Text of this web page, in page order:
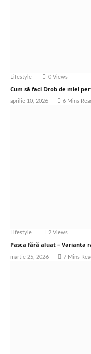
Lifestyle 0 Views
Cum să faci Drob de miel
aprilie 10, 2026 6 Mins
Lifestyle 2 Views
Pasca fără aluat – Varianta
martie 25, 2026 7 Mins